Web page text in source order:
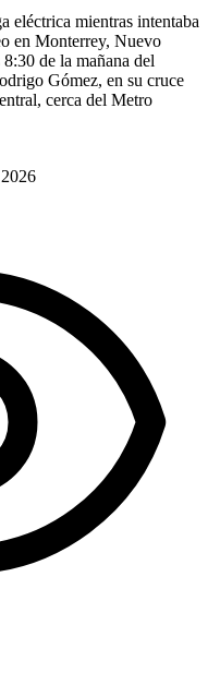
eléctrica mientras intentaba
en Monterrey, Nuevo
de la mañana del
Gómez, en su cruce
cerca del Metro